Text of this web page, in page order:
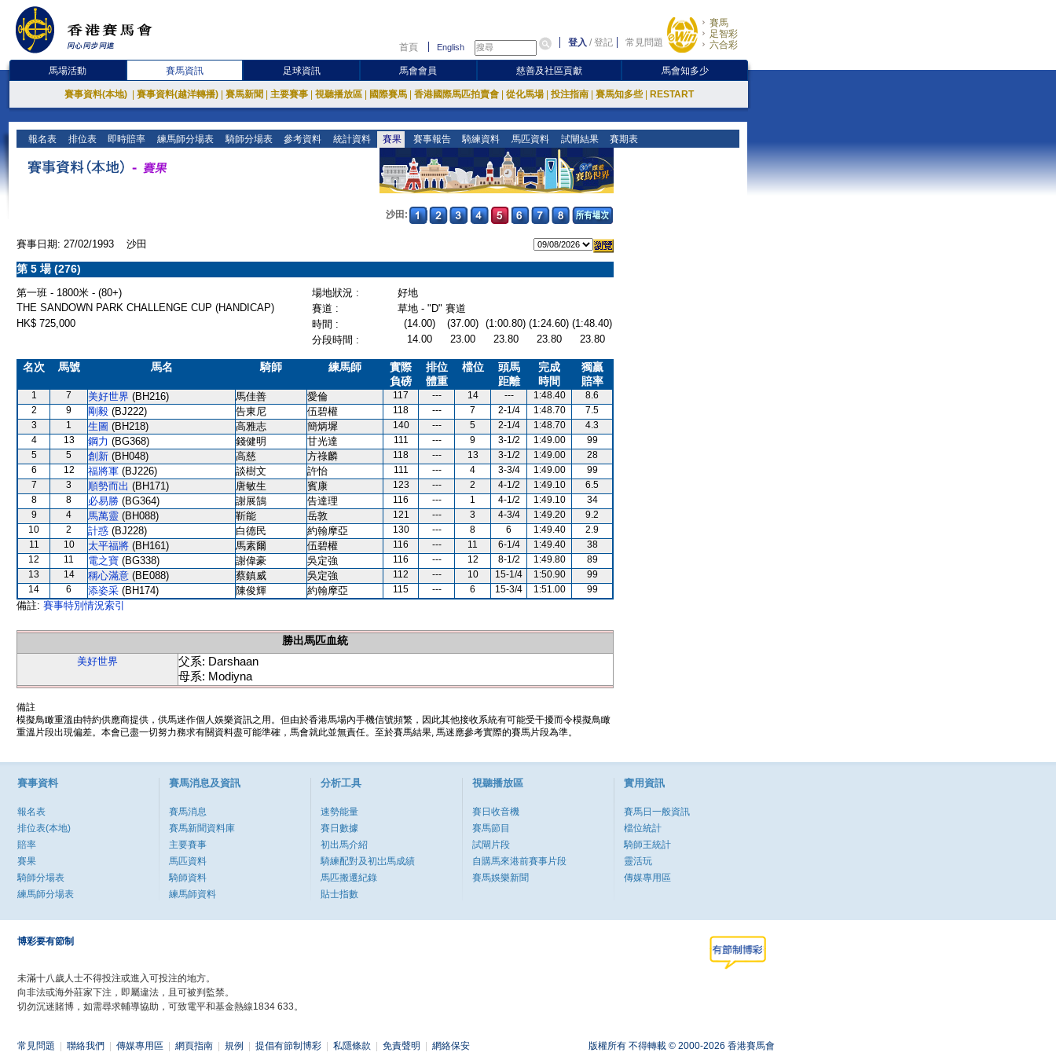
首頁 English 登入 /登記 常見問題
賽馬
足智彩
六合彩
馬場活動 賽馬資訊 足球資訊 馬會會員 慈善及社區貢獻 馬會知多少
賽事資料(本地) 賽事資料(越洋轉播) 賽馬新聞 主要賽事 視聽播放區 國際賽馬 香港國際馬匹拍賣會 從化馬場 投注指南 賽馬知多些 RESTART
報名表 排位表 即時賠率 練馬師分場表 騎師分場表 參考資料 統計資料 賽果 賽事報告 騎練資料 馬匹資料 試閘結果 賽期表
沙田:
賽事日期: 27/02/1993 沙田
第 5 場 (276)
第一班 - 1800米 - (80+) 場地狀況 :
好地
THE SANDOWN PARK CHALLENGE CUP (HANDICAP)
賽道 :
草地 - "D" 賽道
HK$ 725,000
時間 : (14.00) (37.00) (1:00.80) (1:24.60) (1:48.40)
分段時間 :
14.00 23.00 23.80 23.80 23.80
名次 馬號 馬名 騎師 練馬師
實際
負磅
排位
體重
檔位
頭馬
距離
完成
時間
獨贏
賠率
1 7 美好世界 (BH216) 馬佳善 愛倫 117 --- 14 --- 1:48.40
8.6
2
9 剛毅 (BJ222) 告東尼 伍碧權 118 --- 7 2-1/4 1:48.70
7.5
3
1 生圖 (BH218) 高雅志 簡炳墀 140 --- 5 2-1/4 1:48.70
4.3
4
13 鋼力 (BG368) 錢健明 甘光達 111 --- 9 3-1/2 1:49.00
99
5
5 創新 (BH048) 高慈 方祿麟 118 --- 13 3-1/2 1:49.00
28
6
12 福將軍 (BJ226) 談樹文 許怡 111 --- 4 3-3/4 1:49.00
99
7
3 順勢而出 (BH171) 唐敏生 賓康 123 --- 2 4-1/2 1:49.10
6.5
8
8 必易勝 (BG364) 謝展鵠 告達理 116 --- 1 4-1/2 1:49.10
34
9
4 馬萬靈 (BH088) 靳能 岳敦 121 --- 3 4-3/4 1:49.20
9.2
10
2 計惑 (BJ228) 白德民 約翰摩亞 130 --- 8 6 1:49.40
2.9
11
10 太平福將 (BH161) 馬素爾 伍碧權 116 --- 11 6-1/4 1:49.40
38
12
11 電之寶 (BG338) 謝偉豪 吳定強 116 --- 12 8-1/2 1:49.80
89
13
14 稱心滿意 (BE088) 蔡鎮威 吳定強 112 --- 10 15-1/4 1:50.90
99
14
6 添姿采 (BH174) 陳俊輝 約翰摩亞 115 --- 6 15-3/4 1:51.00 99
備註: 賽事特別情況索引
勝出馬匹血統
美好世界
父系: Darshaan
母系: Modiyna
備註
模擬鳥瞰重溫由特約供應商提供，供馬迷作個人娛樂資訊之用。但由於香港馬場內手機信號頻繁，因此其他接收系統有可能受干擾而令模擬鳥瞰
重溫片段出現偏差。本會已盡一切努力務求有關資料盡可能準確，馬會就此並無責任。至於賽馬結果, 馬迷應參考實際的賽馬片段為準。
賽事資料
報名表
排位表(本地)
賠率
賽果
騎師分場表
練馬師分場表
賽馬消息及資訊
賽馬消息
賽馬新聞資料庫
主要賽事
馬匹資料
騎師資料
練馬師資料
分析工具
速勢能量
賽日數據
初出馬介紹
騎練配對及初岀馬成績
馬匹搬遷紀錄
貼士指數
視聽播放區
賽日收音機
賽馬節目
試閘片段
自購馬來港前賽事片段
賽馬娛樂新聞
實用資訊
賽馬日一般資訊
檔位統計
騎師王統計
靈活玩
傳媒專用區
博彩要有節制
未滿十八歲人士不得投注或進入可投注的地方。
向非法或海外莊家下注，即屬違法，且可被判監禁。
切勿沉迷賭博，如需尋求輔導協助，可致電平和基金熱線1834 633。
常見問題 聯絡我們 傳媒專用區 網頁指南 規例 提倡有節制博彩 私隱條款 免責聲明 網絡保安 版權所有 不得轉載 © 2000-2026 香港賽馬會